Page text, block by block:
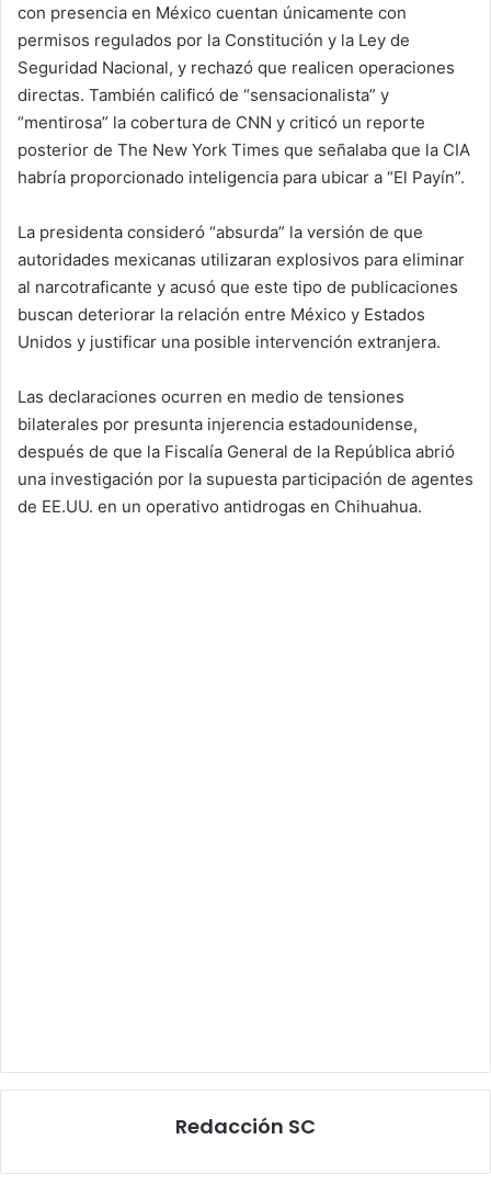
con presencia en México cuentan únicamente con
permisos regulados por la Constitución y la Ley de
Seguridad Nacional, y rechazó que realicen operaciones
directas. También calificó de “sensacionalista” y
“mentirosa” la cobertura de CNN y criticó un reporte
posterior de The New York Times que señalaba que la CIA
habría proporcionado inteligencia para ubicar a “El Payín”.
La presidenta consideró “absurda” la versión de que
autoridades mexicanas utilizaran explosivos para eliminar
al narcotraficante y acusó que este tipo de publicaciones
buscan deteriorar la relación entre México y Estados
Unidos y justificar una posible intervención extranjera.
Las declaraciones ocurren en medio de tensiones
bilaterales por presunta injerencia estadounidense,
después de que la Fiscalía General de la República abrió
una investigación por la supuesta participación de agentes
de EE.UU. en un operativo antidrogas en Chihuahua.
Redacción SC